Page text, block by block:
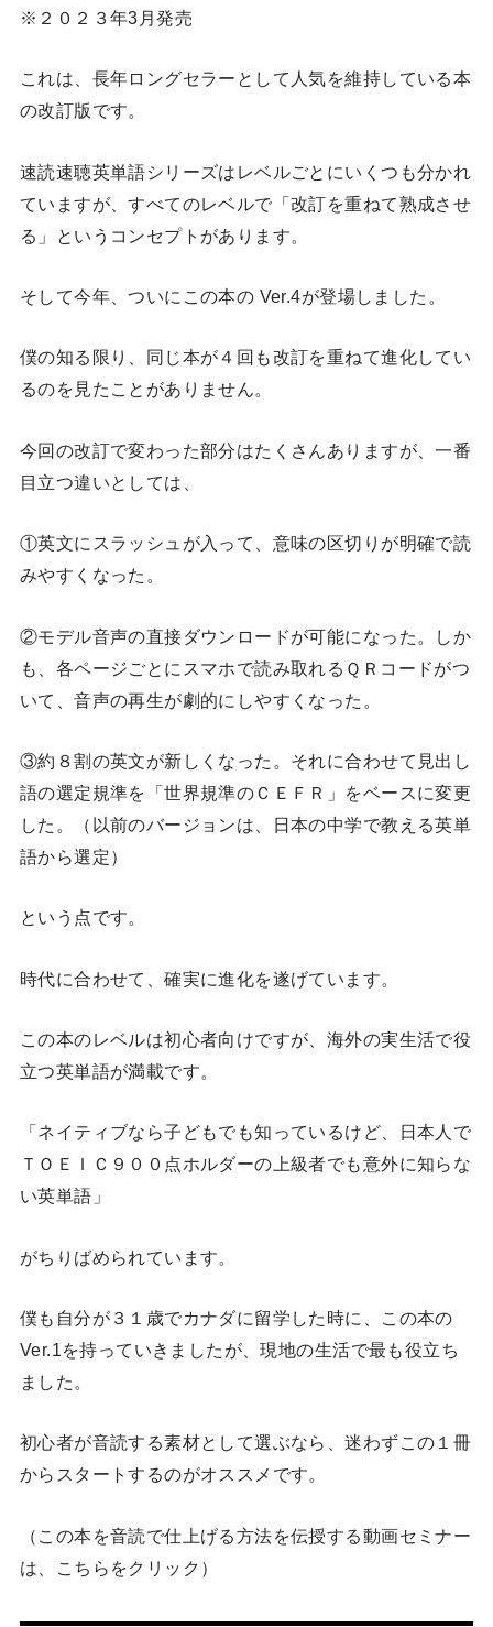
※２０２３年3月発売
これは、長年ロングセラーとして人気を維持している本
の改訂版です。
速読速聴英単語シリーズはレベルごとにいくつも分かれ
ていますが、すべてのレベルで「改訂を重ねて熟成させ
る」というコンセプトがあります。
そして今年、ついにこの本の Ver.4が登場しました。
僕の知る限り、同じ本が４回も改訂を重ねて進化してい
るのを見たことがありません。
今回の改訂で変わった部分はたくさんありますが、一番
目立つ違いとしては、
①英文にスラッシュが入って、意味の区切りが明確で読
みやすくなった。
②モデル音声の直接ダウンロードが可能になった。しか
も、各ページごとにスマホで読み取れるＱＲコードがつ
いて、音声の再生が劇的にしやすくなった。
③約８割の英文が新しくなった。それに合わせて見出し
語の選定規準を「世界規準のＣＥＦＲ」をベースに変更
した。（以前のバージョンは、日本の中学で教える英単
語から選定）
という点です。
時代に合わせて、確実に進化を遂げています。
この本のレベルは初心者向けですが、海外の実生活で役
立つ英単語が満載です。
「ネイティブなら子どもでも知っているけど、日本人で
ＴＯＥＩＣ９００点ホルダーの上級者でも意外に知らな
い英単語」
がちりばめられています。
僕も自分が３１歳でカナダに留学した時に、この本の
Ver.1を持っていきましたが、現地の生活で最も役立ち
ました。
初心者が音読する素材として選ぶなら、迷わずこの１冊
からスタートするのがオススメです。
（この本を音読で仕上げる方法を伝授する動画セミナー
は、こちらをクリック）